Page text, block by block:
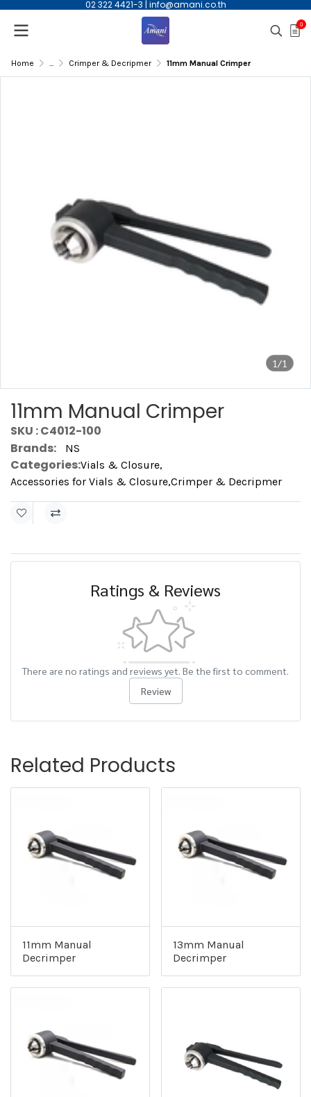
02 322 4421-3 | info@amani.co.th
0
Home ... Crimper & Decripmer 11mm Manual Crimper
1/1
11mm Manual Crimper
SKU : C4012-100
Brands:
NS
Categories:Vials & Closure,
Accessories for Vials & Closure,Crimper & Decripmer
Ratings & Reviews
There are no ratings and reviews yet. Be the first to comment.
Review
Related Products
11mm Manual
Decrimper
13mm Manual
Decrimper